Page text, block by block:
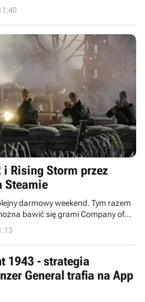
problemach z darmową grą
w wieściach ze świata -
i Rising Storm przez
Steamie
darmowy weekend. Tym razem
bawić się grami Company of
Burza (Rising Storm).
przecenione i można je nabyć w
19:00.
1943 - strategia
General trafia na App